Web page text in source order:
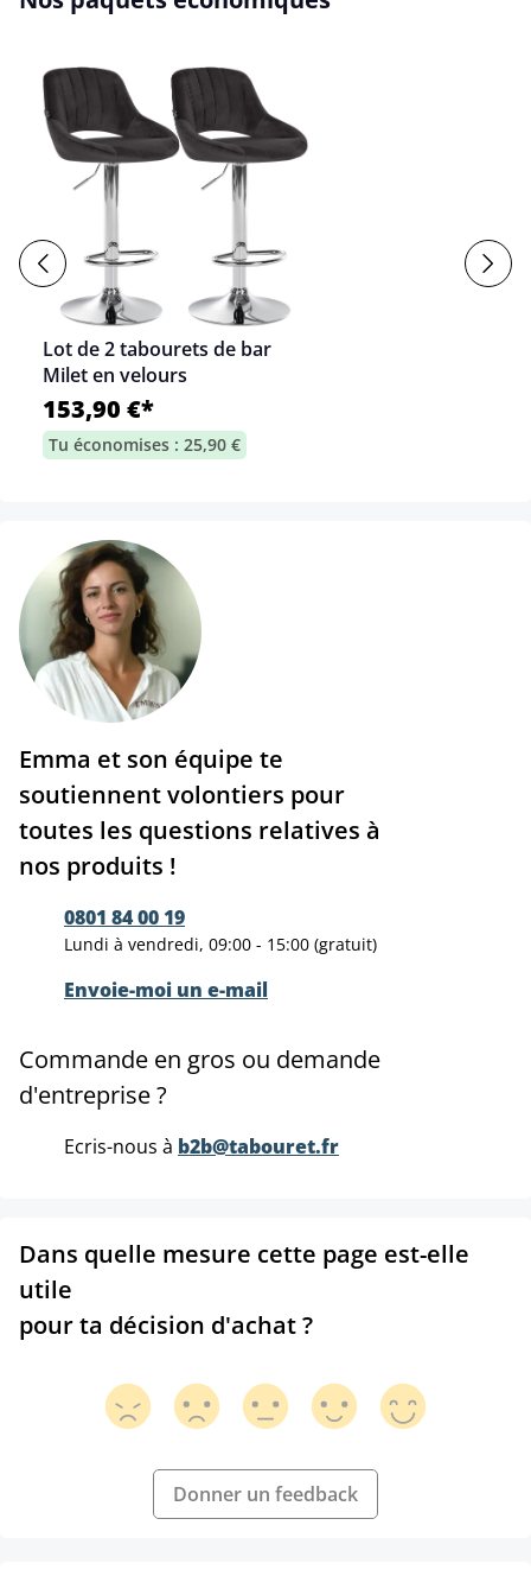
Lot de 2 tabourets de bar
Milet en velours
153,90 €*
Tu économises : 25,90 €
Emma et son équipe te
soutiennent volontiers pour
toutes les questions relatives à
nos produits !
0801 84 00 19
Lundi à vendredi, 09:00 - 15:00 (gratuit)
Envoie-moi un e-mail
Commande en gros ou demande
d'entreprise ?
Ecris-nous à b2b@tabouret.fr
Dans quelle mesure cette page est-elle
utile
pour ta décision d'achat ?
Donner un feedback